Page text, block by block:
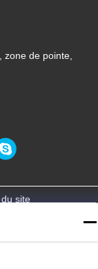
zone de pointe,
site
carbure Le